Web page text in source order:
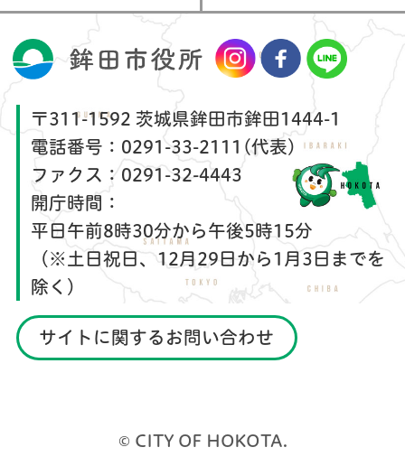
〒311-1592 茨城県鉾田市鉾田1444-1
電話番号： 0291-33-2111(代表)
ファクス： 0291-32-4443
開庁時間：
平日午前8時30分から午後5時15分
（※土日祝日、12月29日から1月3日までを
除く）
サイトに関するお問い合わせ
© CITY OF HOKOTA.